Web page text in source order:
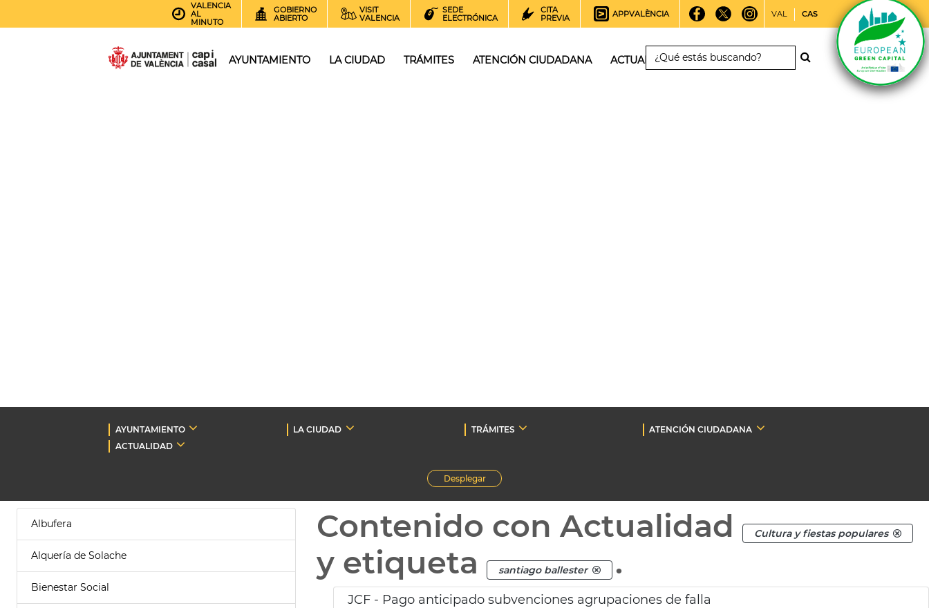
VALENCIA
AL
MINUTO
GOBIERNO
ABIERTO
VISIT
VALENCIA
SEDE
ELECTRÓNICA
CITA
PREVIA
APPVALÈNCIA VAL CAS
AYUNTAMIENTO LA CIUDAD TRÁMITES ATENCIÓN CIUDADANA ACTUALIDAD
AYUNTAMIENTO LA CIUDAD TRÁMITES
ATENCIÓN CIUDADANA
ACTUALIDAD
Desplegar
Albufera
Alquería de Solache
Bienestar Social
Contenido con Actualidad Cultura y fiestas populares
y etiqueta santiago ballester .
JCF - Pago anticipado subvenciones agrupaciones de falla